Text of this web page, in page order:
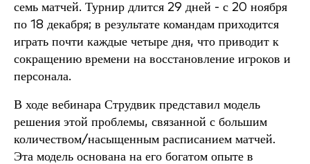
семь матчей. Турнир длится 29 дней - с 20 ноября
по 18 декабря; в результате командам приходится
играть почти каждые четыре дня, что приводит к
сокращению времени на восстановление игроков и
персонала.
В ходе вебинара Струдвик представил модель
решения этой проблемы, связанной с большим
количеством/насыщенным расписанием матчей.
Эта модель основана на его богатом опыте в